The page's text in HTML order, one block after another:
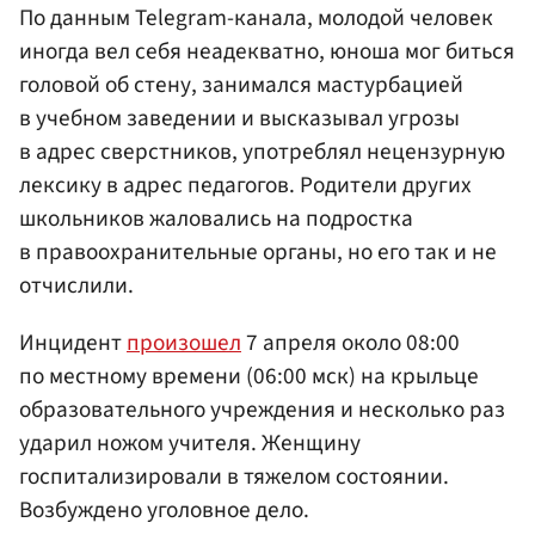
По данным Telegram-канала, молодой человек
иногда вел себя неадекватно, юноша мог биться
головой об стену, занимался мастурбацией
в учебном заведении и высказывал угрозы
в адрес сверстников, употреблял нецензурную
лексику в адрес педагогов. Родители других
школьников жаловались на подростка
в правоохранительные органы, но его так и не
отчислили.
Инцидентпроизошел7 апреля около 08:00
по местному времени (06:00 мск) на крыльце
образовательного учреждения и несколько раз
ударил ножом учителя. Женщину
госпитализировали в тяжелом состоянии.
Возбуждено уголовное дело.